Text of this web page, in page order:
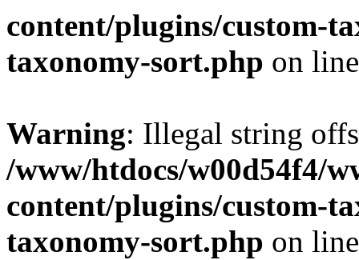
content/plugins/custom-
taxonomy-sort.php on
Warning: Illegal string
/www/htdocs/w00d54f4/
content/plugins/custom-
taxonomy-sort.php on